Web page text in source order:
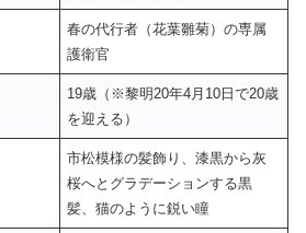
春の代行者（花葉雛菊）の専属
護衛官
19歳（※黎明20年4月10日で20歳
を迎える）
市松模様の髪飾り、漆黒から灰
桜へとグラデーションする黒
髪、猫のように鋭い瞳